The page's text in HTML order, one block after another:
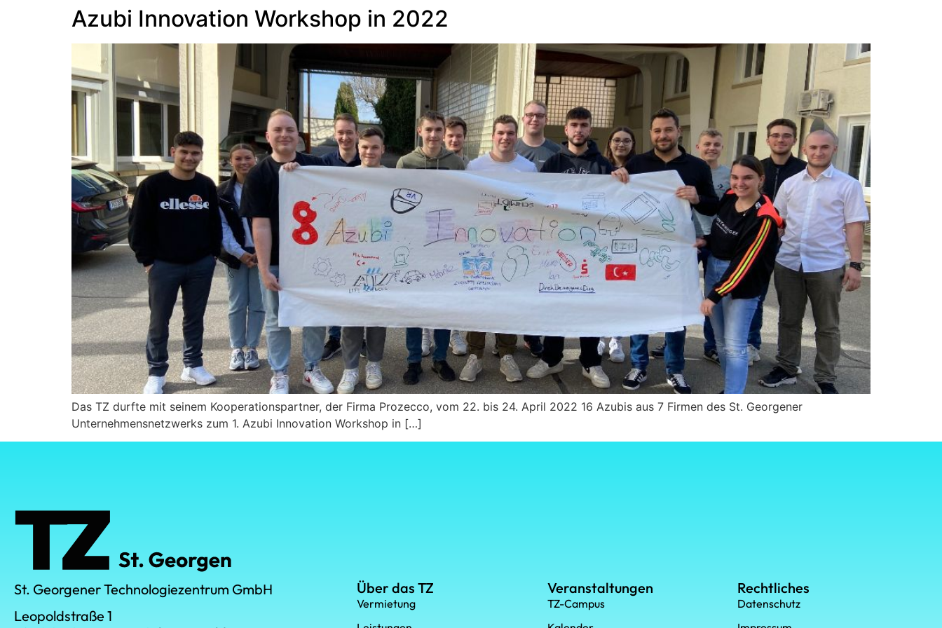
Azubi Innovation Workshop in 2022
Das TZ durfte mit seinem Kooperationspartner, der Firma Prozecco, vom 22. bis 24. April 2022 16 Azubis aus 7 Firmen des St. Georgener
Unternehmensnetzwerks zum 1. Azubi Innovation Workshop in […]
St. Georgener Technologiezentrum GmbH
Leopoldstraße 1
Über das TZ
Vermietung
Veranstaltungen
TZ-Campus
Rechtliches
Datenschutz